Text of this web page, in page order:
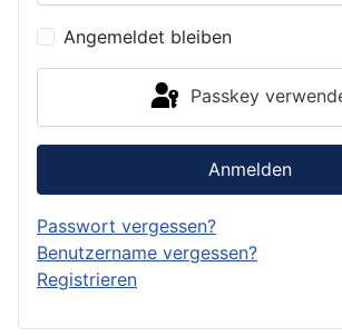
Angemeldet bleiben
Passkey
Anmelden
Passwort vergessen?
Benutzername vergessen?
Registrieren